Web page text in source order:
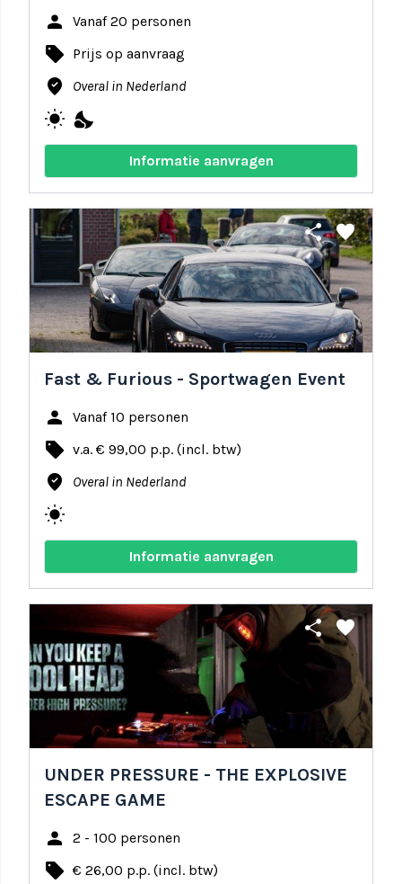
person Vanaf 20 personen
local_offer Prijs op aanvraag
where_to_vote Overal in Nederland
wb_sunny nights_stay
Informatie aanvragen
share favorite
Fast & Furious - Sportwagen Event
person Vanaf 10 personen
local_offer v.a. € 99,00 p.p. (incl. btw)
where_to_vote Overal in Nederland
wb_sunny
Informatie aanvragen
share favorite
UNDER PRESSURE - THE EXPLOSIVE
ESCAPE GAME
person 2 - 100 personen
local_offer € 26,00 p.p. (incl. btw)